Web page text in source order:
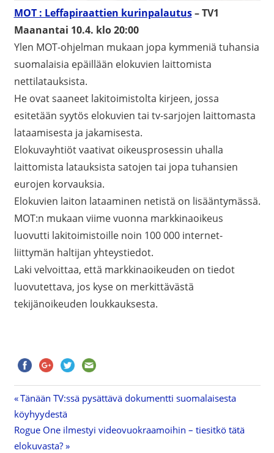
MOT : Leffapiraattien kurinpalautus– TV1
Maanantai 10.4. klo 20:00
Ylen MOT-ohjelman mukaan jopa kymmeniä tuhansia
suomalaisia epäillään elokuvien laittomista
nettilatauksista.
He ovat saaneet lakitoimistolta kirjeen, jossa
esitetään syytös elokuvien tai tv-sarjojen laittomasta
lataamisesta ja jakamisesta.
Elokuvayhtiöt vaativat oikeusprosessin uhalla
laittomista latauksista satojen tai jopa tuhansien
eurojen korvauksia.
Elokuvien laiton lataaminen netistä on lisääntymässä.
MOT:n mukaan viime vuonna markkinaoikeus
luovutti lakitoimistoille noin 100 000 internet-
liittymän haltijan yhteystiedot.
Laki velvoittaa, että markkinaoikeuden on tiedot
luovutettava, jos kyse on merkittävästä
tekijänoikeuden loukkauksesta.
Artikkelien
selaus
Previous
Post:
Tänään TV:ssä pysättävä dokumentti suomalaisesta
köyhyydestä
Next
Post:
Rogue One ilmestyi videovuokraamoihin – tiesitkö tätä
elokuvasta?